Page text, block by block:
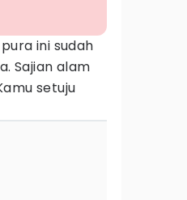
ini sudah
Sajian alam
setuju